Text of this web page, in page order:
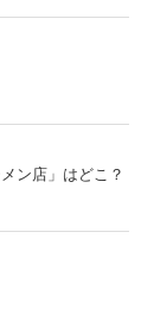
ン店」はどこ？